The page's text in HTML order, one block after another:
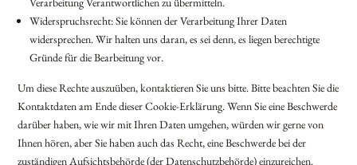
Widerspruchsrecht: Sie können der Verarbeitung Ihrer Daten
widersprechen. Wir halten uns daran, es sei denn, es liegen berechtigte
Gründe für die Bearbeitung vor.
Um diese Rechte auszuüben, kontaktieren Sie uns bitte. Bitte beachten Sie die
Kontaktdaten am Ende dieser Cookie-Erklärung. Wenn Sie eine Beschwerde
darüber haben, wie wir mit Ihren Daten umgehen, würden wir gerne von
Ihnen hören, aber Sie haben auch das Recht, eine Beschwerde bei der
zuständigen Aufsichtsbehörde (der Datenschutzbehörde) einzureichen.